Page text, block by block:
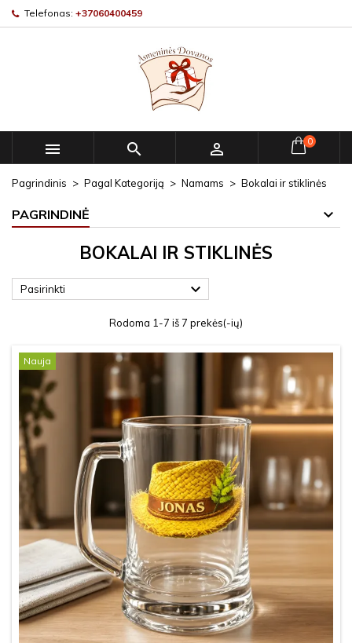
Telefonas: +37060400459
   0
Pagrindinis Pagal Kategoriją Namams Bokalai ir stiklinės
PAGRINDINĖ
BOKALAI IR STIKLINĖS
Pasirinkti 
Rodoma 1-7 iš 7 prekės(-ių)
Nauja